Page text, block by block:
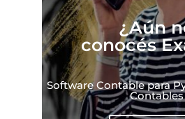
¿Aún
conocés
Software Contable para
Contables